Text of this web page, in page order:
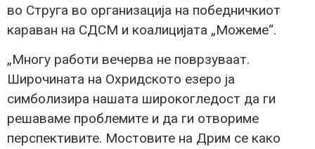
во Струга во организација на победничкиот
караван на СДСМ и коалицијата „Можеме“.
„Многу работи вечерва не поврзуваат.
Широчината на Охридското езеро ја
симболизира нашата широкогледост да ги
решаваме проблемите и да ги отвориме
перспективите. Мостовите на Дрим се како